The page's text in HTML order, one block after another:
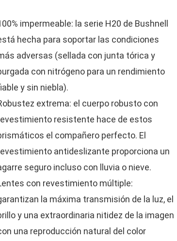
impermeable: la serie H20 de Bushnell
hecha para soportar las condiciones
adversas (sellada con junta tórica y
con nitrógeno para un rendimiento
y sin niebla).
extrema: el cuerpo robusto con
resistente hace de estos
el compañero perfecto. El
antideslizante proporciona un
seguro incluso con lluvia o nieve.
con revestimiento múltiple:
la máxima transmisión de la luz, el
y una extraordinaria nitidez de la imagen
una reproducción natural del color